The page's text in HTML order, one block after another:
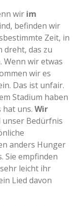
wir im
befinden wir
Zeit, in
dreht, das zu
. Wenn wir etwas
wir es
Das ist unfair.
Stadium haben
hat uns. Wir
unser Bedürfnis
anders Hunger
Sie empfinden
leicht ihr
Lied davon